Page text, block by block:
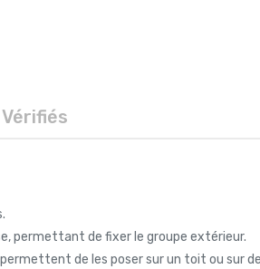
permettant de fixer le groupe extérieur.
de les poser sur un toit ou sur